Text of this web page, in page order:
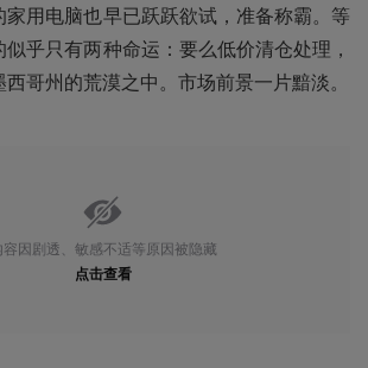
家用电脑也早已跃跃欲试，准备称霸。等
乎只有两种命运：要么低价清仓处理，
哥州的荒漠之中。市场前景一片黯淡。
容因剧透、敏感不适等原因被隐藏
点击查看